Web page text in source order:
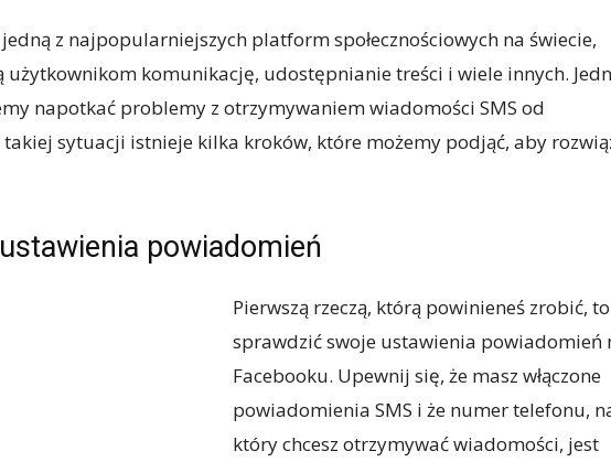
z najpopularniejszych platform społecznościowych na świecie,
użytkownikom komunikację, udostępnianie treści i wiele innych.
napotkać problemy z otrzymywaniem wiadomości SMS od
takiej sytuacji istnieje kilka kroków, które możemy podjąć, aby
powiadomień
Pierwszą rzeczą, którą powinieneś zrobić, to
sprawdzić swoje ustawienia powiadomień
Facebooku. Upewnij się, że masz włączone
powiadomienia SMS i że numer telefonu,
który chcesz otrzymywać wiadomości, jest